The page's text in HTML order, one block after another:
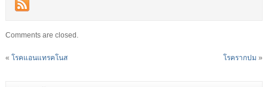
Comments are closed.
« โรคแอนแทรคโนส โรครากปม »